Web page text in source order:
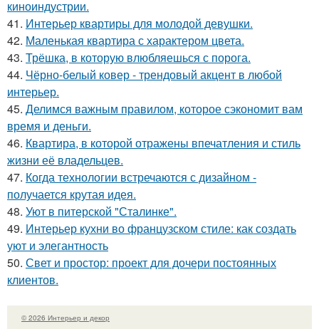
киноиндустрии.
41. Интерьер квартиры для молодой девушки.
42. Маленькая квартира с характером цвета.
43. Трёшка, в которую влюбляешься с порога.
44. Чёрно-белый ковер - трендовый акцент в любой
интерьер.
45. Делимся важным правилом, которое сэкономит вам
время и деньги.
46. Квартира, в которой отражены впечатления и стиль
жизни её владельцев.
47. Когда технологии встречаются с дизайном -
получается крутая идея.
48. Уют в питерской "Сталинке".
49. Интерьер кухни во французском стиле: как создать
уют и элегантность
50. Свет и простор: проект для дочери постоянных
клиентов.
© 2026 Интерьер и декор